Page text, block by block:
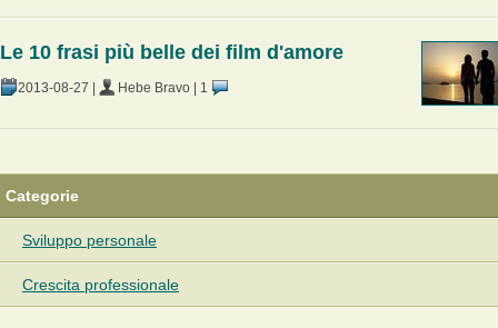
Le 10 frasi più belle dei film d'amore
2013-08-27 Hebe Bravo 1
Categorie
Sviluppo personale
Crescita professionale